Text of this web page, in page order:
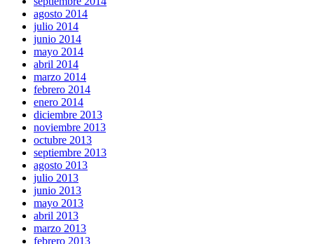
agosto 2014
julio 2014
junio 2014
mayo 2014
abril 2014
marzo 2014
febrero 2014
enero 2014
diciembre 2013
noviembre 2013
octubre 2013
septiembre 2013
agosto 2013
julio 2013
junio 2013
mayo 2013
abril 2013
marzo 2013
febrero 2013